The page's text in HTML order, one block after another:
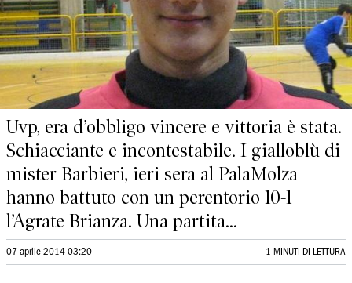
Uvp, era d’obbligo vincere e vittoria è stata.
Schiacciante e incontestabile. I gialloblù di
mister Barbieri, ieri sera al PalaMolza
hanno battuto con un perentorio 10-1
l’Agrate Brianza. Una partita...
07 aprile 2014 03:20 1 MINUTI DI LETTURA